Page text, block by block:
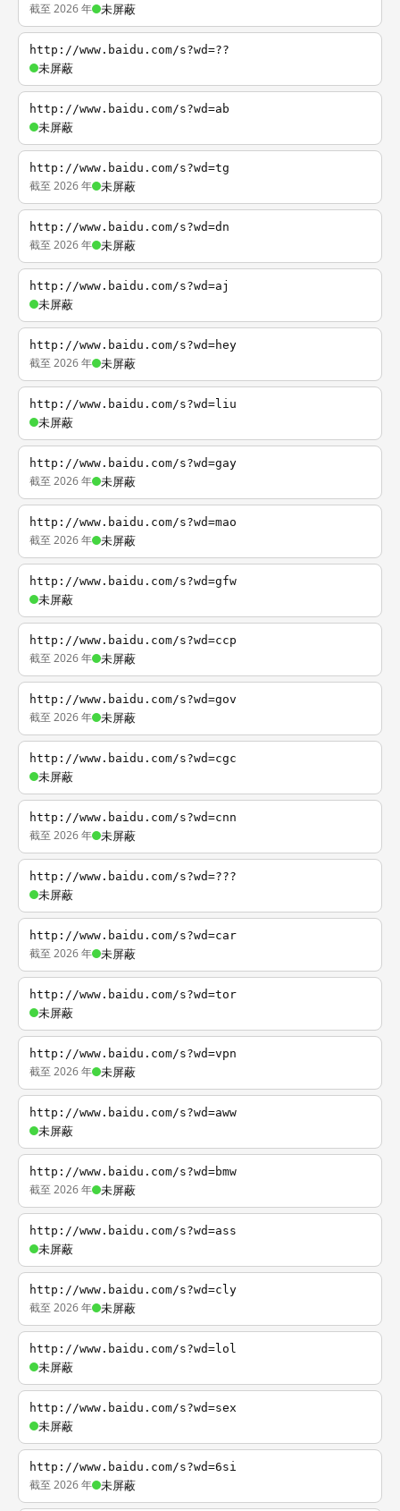
截至 2026 年 未屏蔽
http://www.baidu.com/s?wd=??
未屏蔽
http://www.baidu.com/s?wd=ab
未屏蔽
http://www.baidu.com/s?wd=tg
截至 2026 年 未屏蔽
http://www.baidu.com/s?wd=dn
截至 2026 年 未屏蔽
http://www.baidu.com/s?wd=aj
未屏蔽
http://www.baidu.com/s?wd=hey
截至 2026 年 未屏蔽
http://www.baidu.com/s?wd=liu
未屏蔽
http://www.baidu.com/s?wd=gay
截至 2026 年 未屏蔽
http://www.baidu.com/s?wd=mao
截至 2026 年 未屏蔽
http://www.baidu.com/s?wd=gfw
未屏蔽
http://www.baidu.com/s?wd=ccp
截至 2026 年 未屏蔽
http://www.baidu.com/s?wd=gov
截至 2026 年 未屏蔽
http://www.baidu.com/s?wd=cgc
未屏蔽
http://www.baidu.com/s?wd=cnn
截至 2026 年 未屏蔽
http://www.baidu.com/s?wd=???
未屏蔽
http://www.baidu.com/s?wd=car
截至 2026 年 未屏蔽
http://www.baidu.com/s?wd=tor
未屏蔽
http://www.baidu.com/s?wd=vpn
截至 2026 年 未屏蔽
http://www.baidu.com/s?wd=aww
未屏蔽
http://www.baidu.com/s?wd=bmw
截至 2026 年 未屏蔽
http://www.baidu.com/s?wd=ass
未屏蔽
http://www.baidu.com/s?wd=cly
截至 2026 年 未屏蔽
http://www.baidu.com/s?wd=lol
未屏蔽
http://www.baidu.com/s?wd=sex
未屏蔽
http://www.baidu.com/s?wd=6si
截至 2026 年 未屏蔽